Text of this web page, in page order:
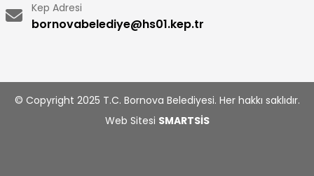
Kep Adresi
bornovabelediye@hs01.kep.tr
© Copyright 2025 T.C. Bornova Belediyesi. Her hakkı saklıdır.
Web Sitesi SMARTSİS